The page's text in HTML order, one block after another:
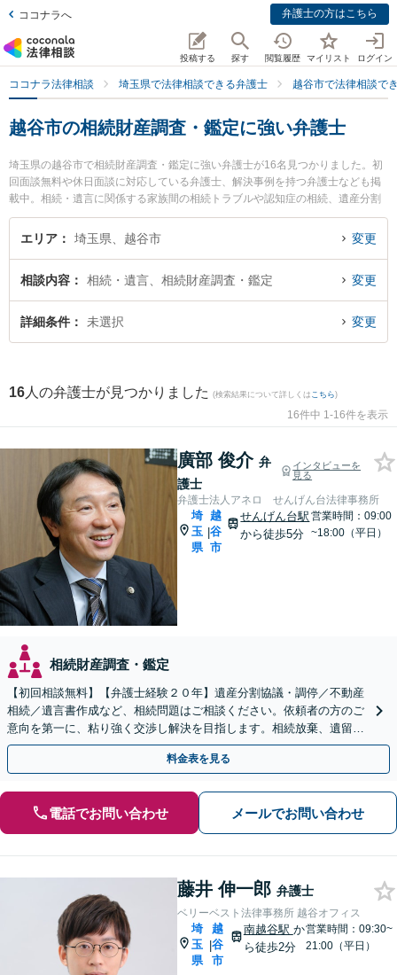
ココナラへ 弁護士の方はこちら
投稿する 探す 閲覧履歴 マイリスト ログイン
ココナラ法律相談 埼玉県で法律相談できる弁護士 越谷市で法律相談で
越谷市の相続財産調査・鑑定に強い弁護士
埼玉県の越谷市で相続財産調査・鑑定に強い弁護士が16名見つかりました。初
回面談無料や休日面談に対応している弁護士、解決事例を持つ弁護士なども掲
載中。相続・遺言に関係する家族間の相続トラブルや認知症の相続、遺産分割
等の細かな分野での絞り込み検索もでき便利です。特に弁護士法人アネロ せ
んげん台法律事務所の廣部 俊介弁護士やベリーベスト法律事務所 越谷オフィス
市で土日や夜間に発生した相続財産調査・鑑定のトラブルを今すぐに弁護士に
相談したい』『相続財産調査・鑑定のトラブル解決の実績豊富な近くの弁護士
を検索したい』『初回相談無料で相続財産調査・鑑定を法律相談できる越谷市
エリア 埼玉県、越谷市 変更
相談内容 相続・遺言、相続財産調査・鑑定 変更
詳細条件 未選択 変更
16 人の弁護士が見つかりました (検索結果について詳しくは こちら)
16件中 1-16件を表示
廣部 俊介 弁
護士
インタビューを
見る
弁護士法人アネロ せんげん台法律事務所
埼
玉
県
|
越
谷
市
せんげん台駅
から徒歩5分
営業時間：09:00
~18:00（平日）
相続財産調査・鑑定
【初回相談無料】【弁護士経験２０年】遺産分割協議・調停／不動産
相続／遺言書作成など、相続問題はご相談ください。依頼者の方のご
意向を第一に、粘り強く交渉し解決を目指します。相続放棄、遺留分
侵害額請求もお任せください【せんげん台駅5分】
料金表を見る
電話でお問い合わせ メールでお問い合わせ
藤井 伸一郎 弁護士
ベリーベスト法律事務所 越谷オフィス
埼
玉
県
|
越
谷
市
南越谷駅 か
ら徒歩2分
営業時間：09:30~
21:00（平日）